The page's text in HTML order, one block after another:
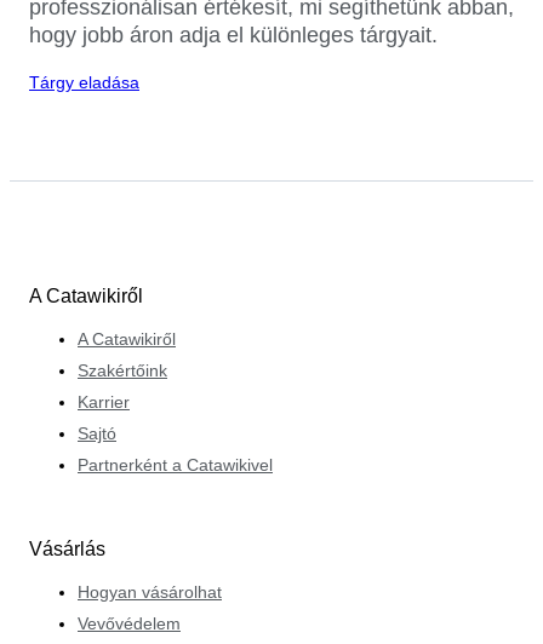
professzionálisan értékesít, mi segíthetünk abban,
hogy jobb áron adja el különleges tárgyait.
Tárgy eladása
A Catawikiről
A Catawikiről
Szakértőink
Karrier
Sajtó
Partnerként a Catawikivel
Vásárlás
Hogyan vásárolhat
Vevővédelem